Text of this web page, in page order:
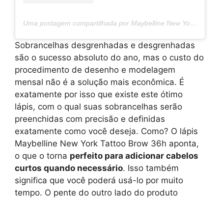
Uma postagem compartilhada por Maybelline New York (@maybelline)
Sobrancelhas desgrenhadas e desgrenhadas
são o sucesso absoluto do ano, mas o custo do
procedimento de desenho e modelagem
mensal não é a solução mais econômica. É
exatamente por isso que existe este ótimo
lápis, com o qual suas sobrancelhas serão
preenchidas com precisão e definidas
exatamente como você deseja. Como? O lápis
Maybelline New York Tattoo Brow 36h aponta,
o que o torna perfeito para adicionar cabelos
curtos quando necessário. Isso também
significa que você poderá usá-lo por muito
tempo. O pente do outro lado do produto